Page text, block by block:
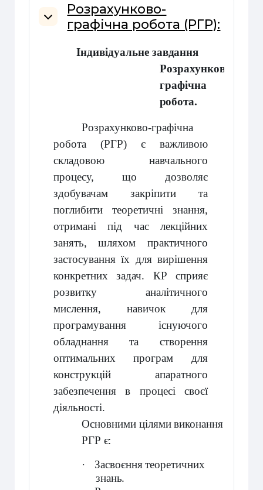
Згорнути
Розрахунково-
графічна робота (РГР):
Індивідуальне завдання
Розрахунково-
графічна
робота.
Розрахунково-графічна
робота (РГР) є важливою
складовою навчального
процесу, що дозволяє
здобувачам закріпити та
поглибити теоретичні знання,
отримані під час лекційних
занять, шляхом практичного
застосування їх для вирішення
конкретних задач. КР сприяє
розвитку аналітичного
мислення, навичок для
програмування існуючого
обладнання та створення
оптимальних програм для
конструкцій апаратного
забезпечення в процесі своєї
діяльності.
Основними цілями виконання
РГР є:
·
Засвоєння теоретичних
знань.